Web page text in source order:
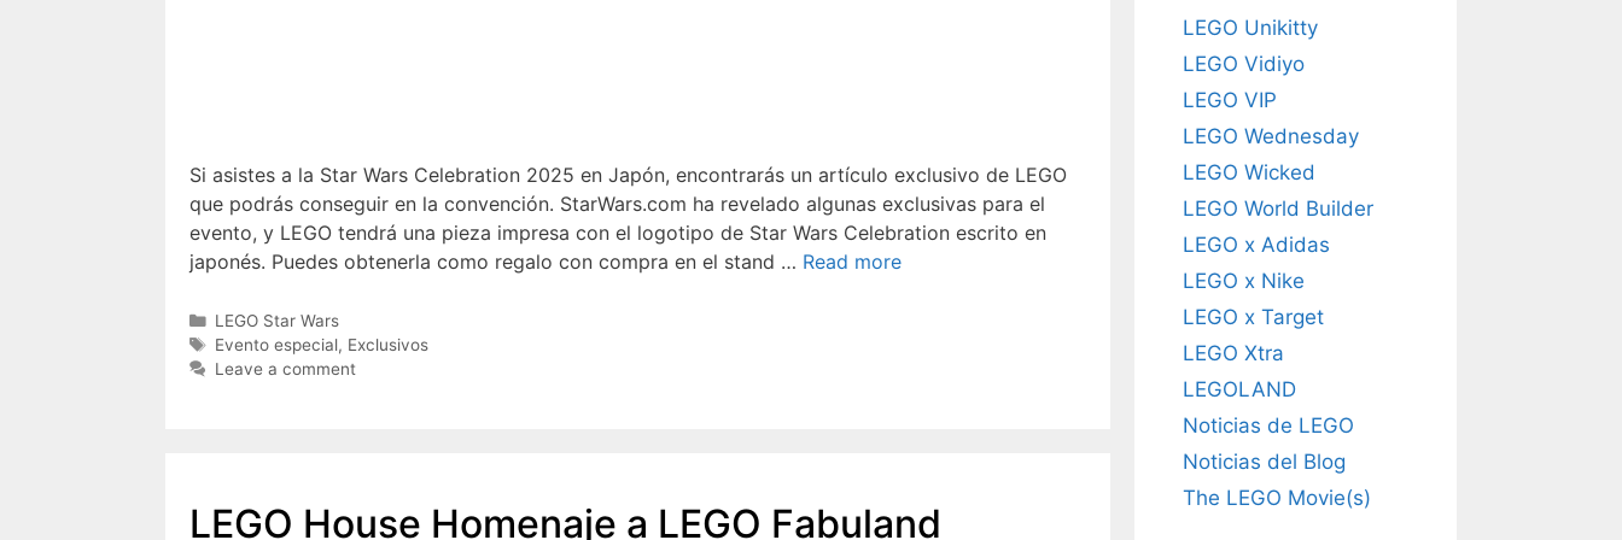
Si asistes a la Star Wars Celebration 2025 en Japón, encontrarás un artículo exclusivo de LEGO
que podrás conseguir en la convención. StarWars.com ha revelado algunas exclusivas para el
evento, y LEGO tendrá una pieza impresa con el logotipo de Star Wars Celebration escrito en
japonés. Puedes obtenerla como regalo con compra en el stand … Read more
Categories
LEGO Star Wars
Tags
Evento especial, Exclusivos
Leave a comment
LEGO House Homenaje a LEGO Fabuland
LEGO Unikitty
LEGO Vidiyo
LEGO VIP
LEGO Wednesday
LEGO Wicked
LEGO World Builder
LEGO x Adidas
LEGO x Nike
LEGO x Target
LEGO Xtra
LEGOLAND
Noticias de LEGO
Noticias del Blog
The LEGO Movie(s)